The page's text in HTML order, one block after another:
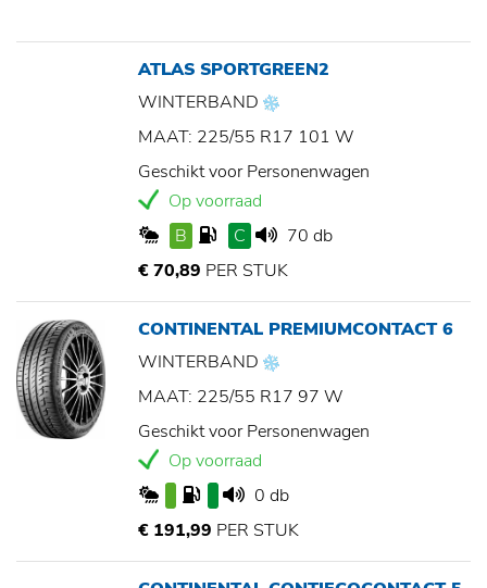
ATLAS SPORTGREEN2
WINTERBAND
MAAT: 225/55 R17 101 W
Geschikt voor Personenwagen
Op voorraad
B
C
70 db
€ 70,89 PER STUK
CONTINENTAL PREMIUMCONTACT 6
WINTERBAND
MAAT: 225/55 R17 97 W
Geschikt voor Personenwagen
Op voorraad
0 db
€ 191,99 PER STUK